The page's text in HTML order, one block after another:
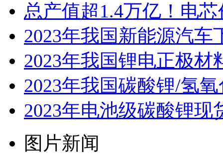
总产值超1.4万亿！电
2023年我国新能源汽
2023年我国锂电正极
2023年我国碳酸锂/氢
2023年电池级碳酸锂现
图片新闻